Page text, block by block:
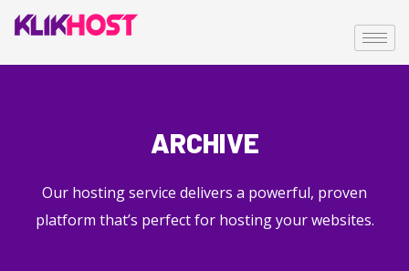
ARCHIVE
Our hosting service delivers a powerful, proven
platform that’s perfect for hosting your websites.